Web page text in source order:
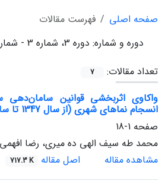
صفحه اصلی
فهرست مقالات
دوره و شماره: دوره 3، شماره 3 - شماره پیاپی 11، پاییز 1401
تعداد مقالات:
7
واکاوی اثربخشی قوانین
انسجام‌ نماهای شهری (از سال 1347 تا سال 1400)
صفحه 1-18
محمد طه سیف الهی ده میری، رضا افهمی
مشاهده مقاله
اصل مقاله 717.3 K